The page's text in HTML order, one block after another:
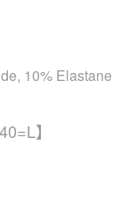
10% Elastane
】